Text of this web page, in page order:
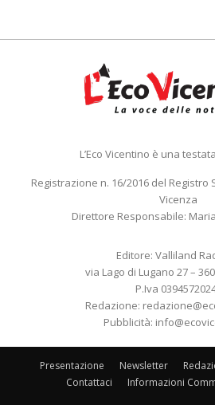
L’Eco Vicentino è una
Registrazione n. 16/2016 del Registro
Vicenza
Direttore Responsabile:
Editore: Valliland
via Lago di Lugano 27 –
P.Iva
Redazione:
Pubblicità:
Presentazione Newsletter
Contattaci
Informazioni